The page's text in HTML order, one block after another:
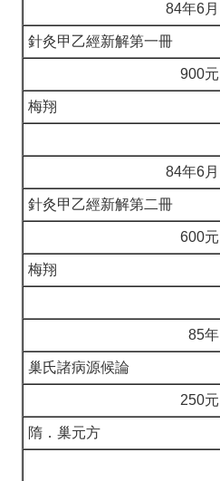
84年6月
針灸甲乙經新解第一冊
900元
梅翔
84年6月
針灸甲乙經新解第二冊
600元
梅翔
85年
巢氏諸病源候論
250元
隋．巢元方